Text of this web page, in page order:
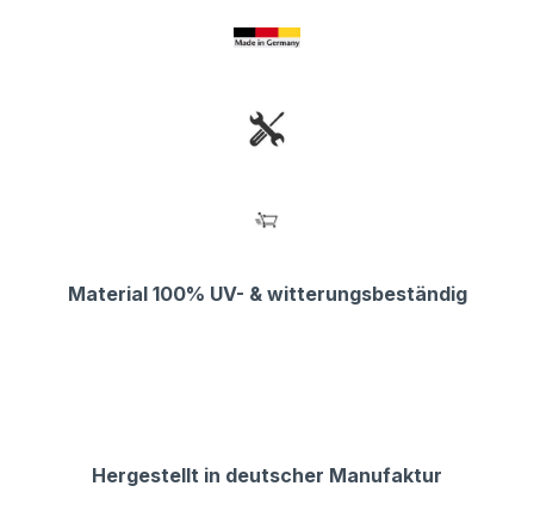
Material 100% UV- & witterungsbeständig
Hergestellt in deutscher Manufaktur